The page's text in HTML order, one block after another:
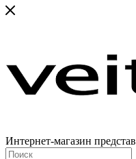
Интернет-магазин